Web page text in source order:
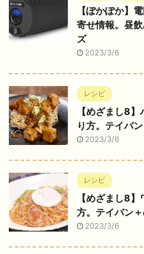
【ぽかぽか】
寄せ情報。昼
ズ
2023/3/6
レシピ
【めざまし8
り方。テイバ
2023/3/6
レシピ
【めざまし8
方。テイバン
2023/3/6